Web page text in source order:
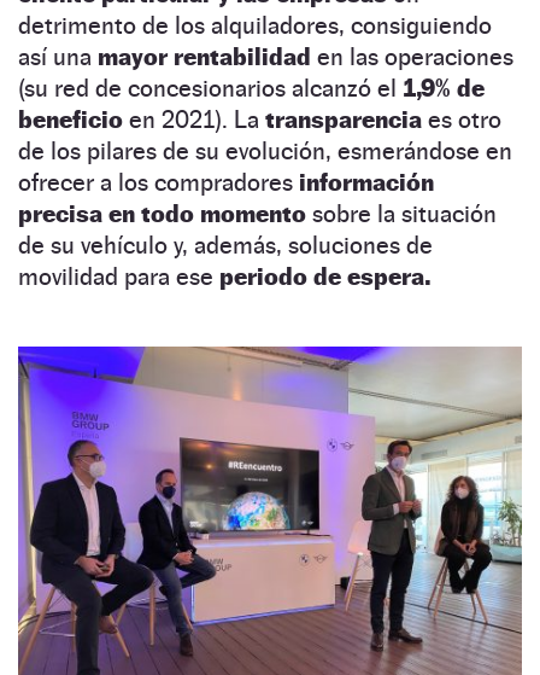
detrimento de los alquiladores, consiguiendo
así una mayor rentabilidad en las operaciones
(su red de concesionarios alcanzó el 1,9% de
beneficio en 2021). La transparencia es otro
de los pilares de su evolución, esmerándose en
ofrecer a los compradores información
precisa en todo momento sobre la situación
de su vehículo y, además, soluciones de
movilidad para ese periodo de espera.